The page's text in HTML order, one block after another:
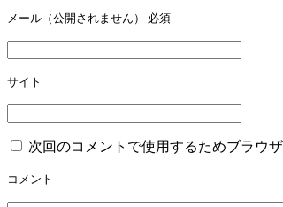
シ
ョ
ン
メール（公開されません） 必須
サイト
次回のコメントで使用するためブラウ
コメント